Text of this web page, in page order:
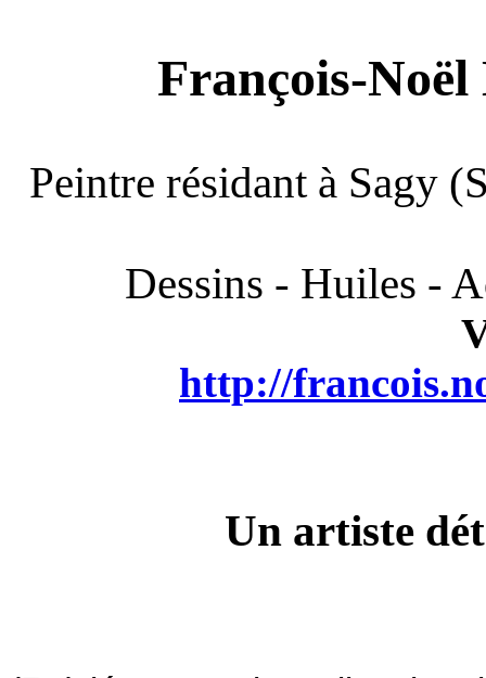
François-
Peintre résidant à Sagy
Dessins - Huiles -
http://
Un artiste